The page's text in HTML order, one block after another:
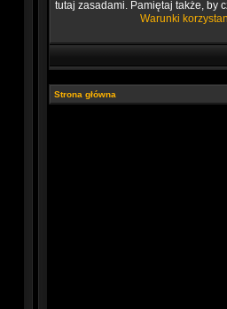
tutaj zasadami. Pamiętaj także, by
Warunki
Strona główna